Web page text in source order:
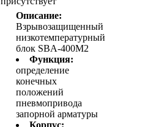
Описание:
Взрывозащищенный
низкотемпературный
блок SBA-400M2
Функция:
определение
конечных
положений
пневмопривода
запорной арматуры
Корпус: